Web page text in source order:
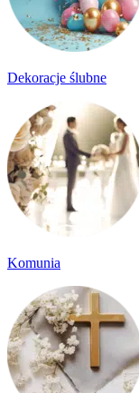
Dekoracje ślubne
Komunia